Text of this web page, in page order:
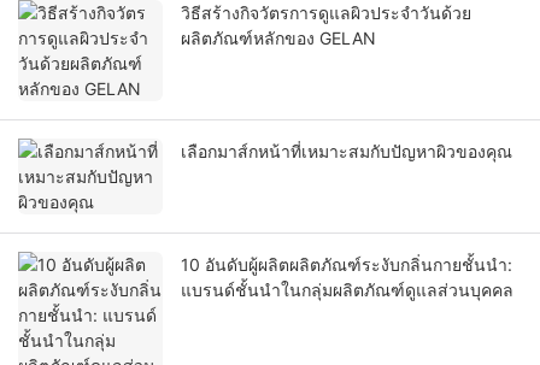
วิธีสร้างกิจวัตรการดูแลผิวประจำวันด้วย
ผลิตภัณฑ์หลักของ GELAN
เลือกมาส์กหน้าที่เหมาะสมกับปัญหาผิวของคุณ
10 อันดับผู้ผลิตผลิตภัณฑ์ระงับกลิ่นกายชั้นนำ:
แบรนด์ชั้นนำในกลุ่มผลิตภัณฑ์ดูแลส่วนบุคคล